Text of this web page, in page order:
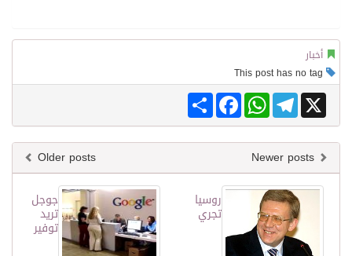
أخبار
Share
FacebookWhatsAppTelegram X
Older posts
جوجل
تريد
توفير
روسيا
تجري